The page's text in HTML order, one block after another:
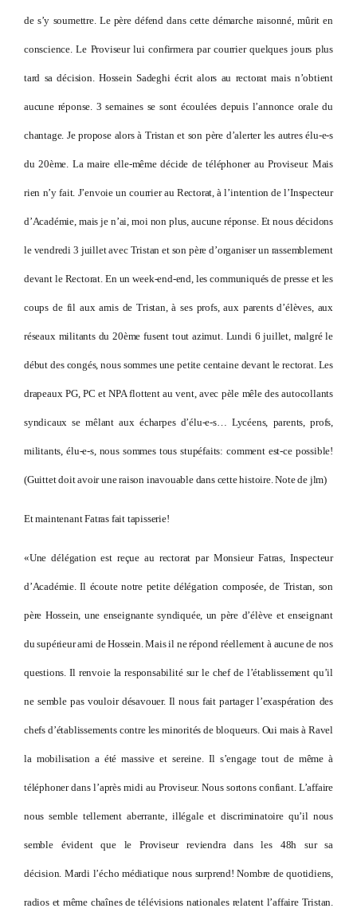
de s’y soumettre. Le père défend dans cette démarche raisonné, mûrit en
conscience. Le Proviseur lui confirmera par courrier quelques jours plus
tard sa décision. Hossein Sadeghi écrit alors au rectorat mais n’obtient
aucune réponse. 3 semaines se sont écoulées depuis l’annonce orale du
chantage. Je propose alors à Tristan et son père d’alerter les autres élu-e-s
du 20ème. La maire elle-même décide de téléphoner au Proviseur. Mais
rien n’y fait. J’envoie un courrier au Rectorat, à l’intention de l’Inspecteur
d’Académie, mais je n’ai, moi non plus, aucune réponse. Et nous décidons
le vendredi 3 juillet avec Tristan et son père d’organiser un rassemblement
devant le Rectorat. En un week-end-end, les communiqués de presse et les
coups de fil aux amis de Tristan, à ses profs, aux parents d’élèves, aux
réseaux militants du 20ème fusent tout azimut. Lundi 6 juillet, malgré le
début des congés, nous sommes une petite centaine devant le rectorat. Les
drapeaux PG, PC et NPA flottent au vent, avec pèle mêle des autocollants
syndicaux se mêlant aux écharpes d’élu-e-s… Lycéens, parents, profs,
militants, élu-e-s, nous sommes tous stupéfaits: comment est-ce possible!
(Guittet doit avoir une raison inavouable dans cette histoire. Note de jlm)
Et maintenant Fatras fait tapisserie!
«Une délégation est reçue au rectorat par Monsieur Fatras, Inspecteur
d’Académie. Il écoute notre petite délégation composée, de Tristan, son
père Hossein, une enseignante syndiquée, un père d’élève et enseignant
du supérieur ami de Hossein. Mais il ne répond réellement à aucune de nos
questions. Il renvoie la responsabilité sur le chef de l’établissement qu’il
ne semble pas vouloir désavouer. Il nous fait partager l’exaspération des
chefs d’établissements contre les minorités de bloqueurs. Oui mais à Ravel
la mobilisation a été massive et sereine. Il s’engage tout de même à
téléphoner dans l’après midi au Proviseur. Nous sortons confiant. L’affaire
nous semble tellement aberrante, illégale et discriminatoire qu’il nous
semble évident que le Proviseur reviendra dans les 48h sur sa
décision. Mardi l’écho médiatique nous surprend! Nombre de quotidiens,
radios et même chaînes de télévisions nationales relatent l’affaire Tristan.